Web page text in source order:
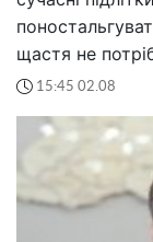
щастя не
15:45 02.08